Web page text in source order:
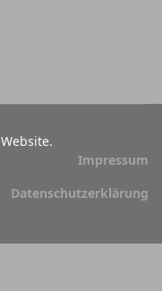
Impressum
Datenschutzerklärung